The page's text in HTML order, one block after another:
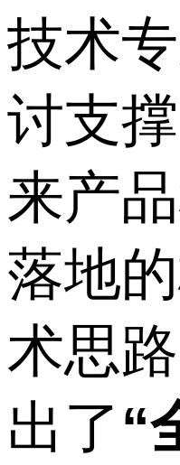
技术
讨支
来产
落地
术思
出了“